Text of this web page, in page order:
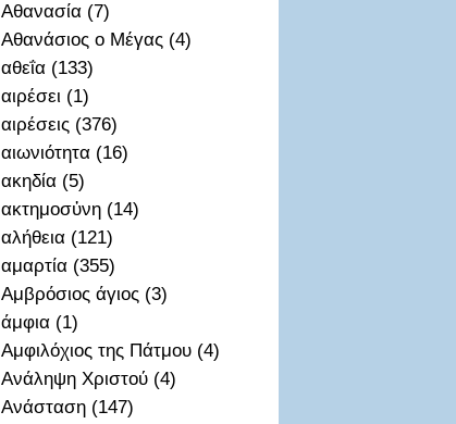
Αθανασία (7)
Αθανάσιος ο Μέγας (4)
αθεΐα (133)
αιρέσει (1)
αιρέσεις (376)
αιωνιότητα (16)
ακηδία (5)
ακτημοσὐνη (14)
αλήθεια (121)
αμαρτία (355)
Αμβρόσιος άγιος (3)
άμφια (1)
Αμφιλόχιος της Πάτμου (4)
Ανάληψη Χριστού (4)
Ανάσταση (147)